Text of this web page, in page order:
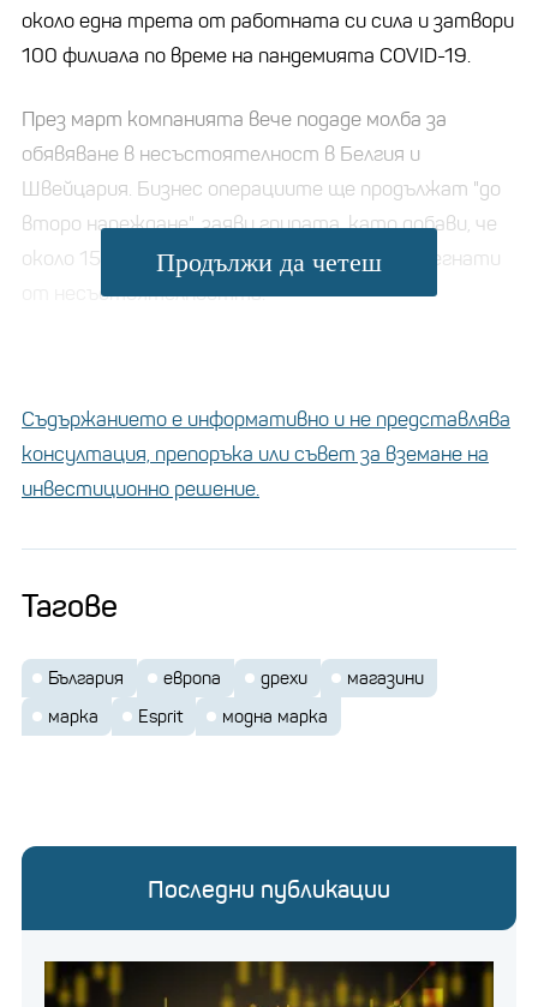
около една трета от работната си сила и затвори
100 филиала по време на пандемията COVID-19.
През март компанията вече подаде молба за
обявяване в несъстоятелност в Белгия и
Швейцария. Бизнес операциите ще продължат "до
второ нареждане", заяви групата, като добави, че
около 1500 служители ще бъдат пряко засегнати
от несъстоятелността.
кюлчета се продават
като топъл хляб в
магазините и вендинг
машините
проявил интерес към значителна част от
активите на Esprit, като преговорите за
придобиване на правата върху марката за Европа
вече са в напреднал стадий.
Продължи да четеш
Съдържанието е информативно и не представлява
консултация, препоръка или съвет за вземане на
инвестиционно решение.
Тагове
България европа дрехи
магазини
марка
Esprit модна марка
Последни публикации